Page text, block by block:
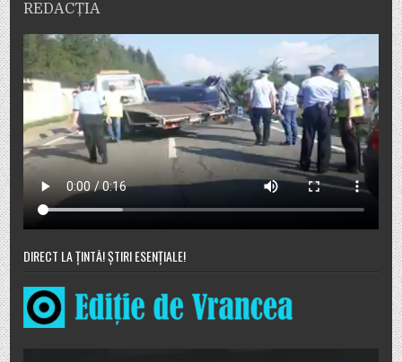
REDACȚIA
DIRECT LA ȚINTĂ! ȘTIRI ESENȚIALE!